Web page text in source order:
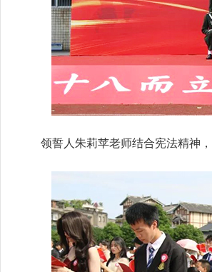
领誓人朱莉苹老师结合宪法精神